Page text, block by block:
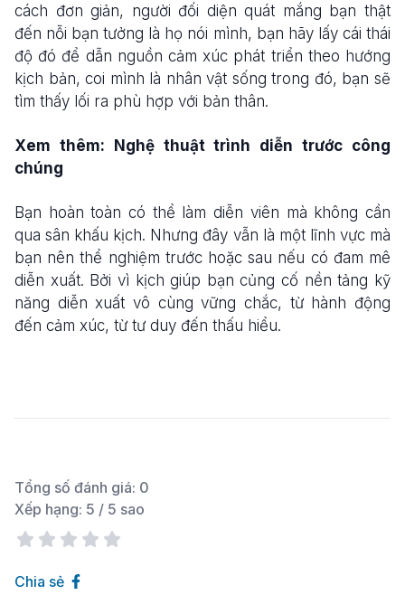
cách đơn giản, người đối diện quát mắng bạn thật
đến nỗi bạn tưởng là họ nói mình, bạn hãy lấy cái thái
độ đó để dẫn nguồn cảm xúc phát triển theo hướng
kịch bản, coi mình là nhân vật sống trong đó, bạn sẽ
tìm thấy lối ra phù hợp với bản thân.
Xem thêm: Nghệ thuật trình diễn trước công
chúng
Bạn hoàn toàn có thể làm diễn viên mà không cần
qua sân khấu kịch. Nhưng đây vẫn là một lĩnh vực mà
bạn nên thể nghiệm trước hoặc sau nếu có đam mê
diễn xuất. Bởi vì kịch giúp bạn củng cố nền tảng kỹ
năng diễn xuất vô cùng vững chắc, từ hành động
đến cảm xúc, từ tư duy đến thấu hiểu.
Tổng số đánh giá: 0
Xếp hạng: 5 / 5 sao
Chia sẻ